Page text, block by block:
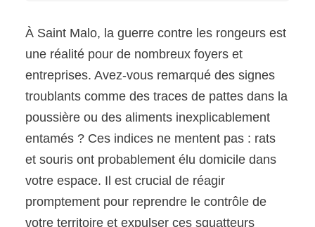
À Saint Malo, la guerre contre les rongeurs est
une réalité pour de nombreux foyers et
entreprises. Avez-vous remarqué des signes
troublants comme des traces de pattes dans la
poussière ou des aliments inexplicablement
entamés ? Ces indices ne mentent pas : rats
et souris ont probablement élu domicile dans
votre espace. Il est crucial de réagir
promptement pour reprendre le contrôle de
votre territoire et expulser ces squatteurs